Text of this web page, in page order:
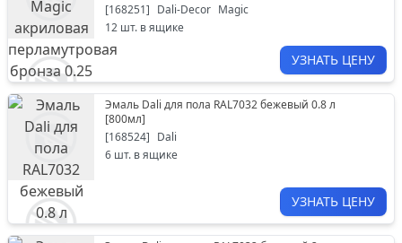
[168251] Dali-Decor Magic
12 шт. в ящике
УЗНАТЬ ЦЕНУ
Эмаль Dali для пола RAL7032 бежевый 0.8 л
[800мл]
[168524] Dali
6 шт. в ящике
УЗНАТЬ ЦЕНУ